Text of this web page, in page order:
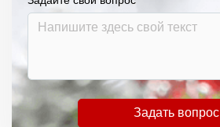
Задать вопрос